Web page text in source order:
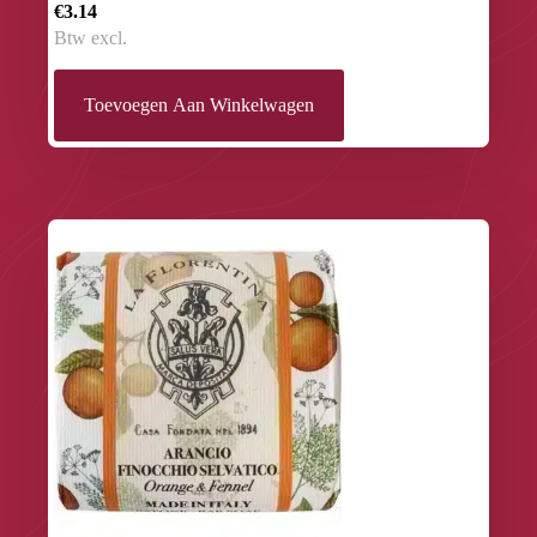
€3.14
Btw excl.
Toevoegen Aan Winkelwagen